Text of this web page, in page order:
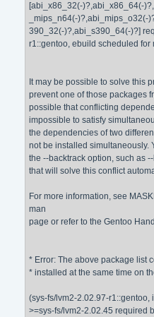
[abi_x86_32(-)?,abi_x86_64(-
_mips_n64(-
390_32(-)?,abi_s390_64(-)?]
r1::gentoo, ebuild scheduled for
It may be possible to solve this
prevent one of those packages
possible that conflicting
impossible to satisfy
the dependencies of two
not be installed simultaneously.
the --backtrack option, such as
that will solve this conflict
For more information, see
man
page or refer to the Gentoo
* Error: The above package list
* installed at the same time on
(sys-fs/lvm2-2.02.97-
>=sys-fs/lvm2-2.02.45 required